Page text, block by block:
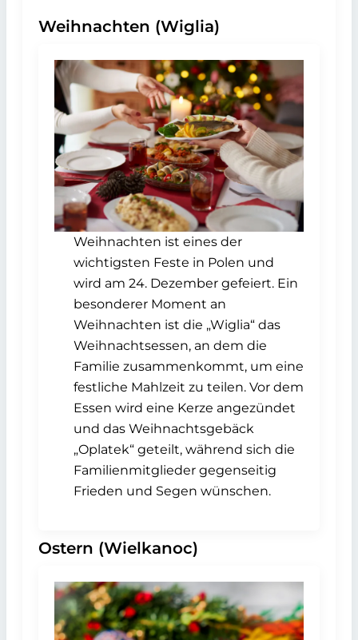
Weihnachten (Wiglia)
Weihnachten ist eines der
wichtigsten Feste in Polen und
wird am 24. Dezember gefeiert. Ein
besonderer Moment an
Weihnachten ist die „Wiglia“ das
Weihnachtsessen, an dem die
Familie zusammenkommt, um eine
festliche Mahlzeit zu teilen. Vor dem
Essen wird eine Kerze angezündet
und das Weihnachtsgebäck
„Oplatek“ geteilt, während sich die
Familienmitglieder gegenseitig
Frieden und Segen wünschen.
Ostern (Wielkanoc)